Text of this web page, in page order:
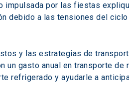
por las fiestas
debido a las tensiones del
y las estrategias de
gasto anual en transporte
refrigerado y ayudarle a